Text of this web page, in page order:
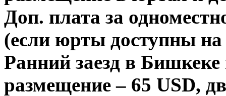
Доп. плата за
(если юрты доступны
Ранний заезд в Бишкеке
размещение – 65 USD,